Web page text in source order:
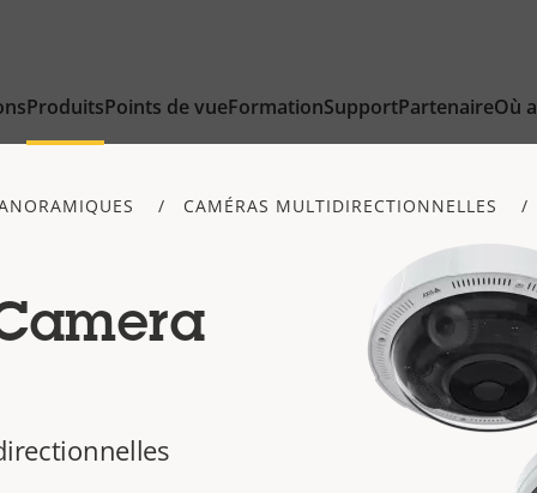
ProduitsPoints de vueFormationSupportPartenaireOù
CAMÉRAS MULTIDIRECTIONNELLES